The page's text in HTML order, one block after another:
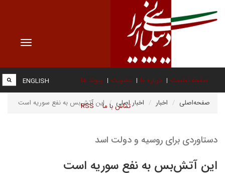
Toggle
صفحه نخست درباره ما عضویت پیوند ها
تماس با ما RSS
ENGLISH
صفحه‌اصلی اخبار اخبار اصلی این آتش‌بس به نفع سوریه است
دستاوردی برای روسیه و دولت اسد
این آتش‌بس به نفع سوریه است